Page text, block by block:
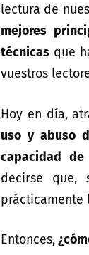
lectura de
mejores
técnicas que
vuestros
Hoy en día,
uso y abuso
capacidad
decirse que,
prácticamente
Entonces,